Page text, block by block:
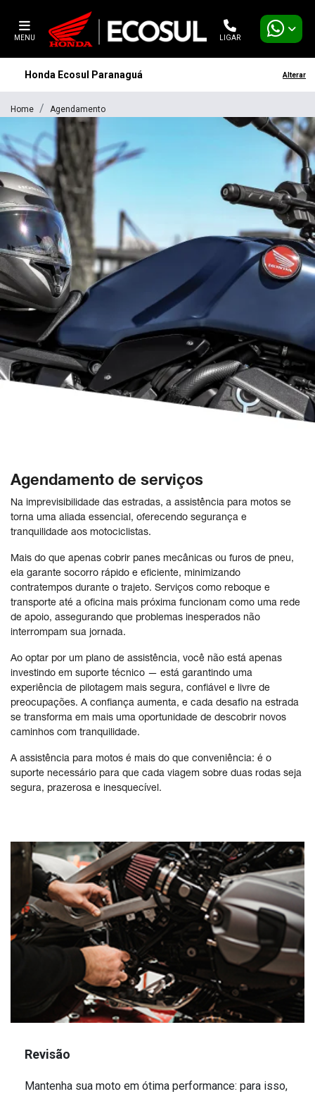
MENU LIGAR
Honda Ecosul Paranaguá Alterar
Home Agendamento
Agendamento de serviços
Na imprevisibilidade das estradas, a assistência para motos se
torna uma aliada essencial, oferecendo segurança e
tranquilidade aos motociclistas.
Mais do que apenas cobrir panes mecânicas ou furos de pneu,
ela garante socorro rápido e eficiente, minimizando
contratempos durante o trajeto. Serviços como reboque e
transporte até a oficina mais próxima funcionam como uma rede
de apoio, assegurando que problemas inesperados não
interrompam sua jornada.
Ao optar por um plano de assistência, você não está apenas
investindo em suporte técnico — está garantindo uma
experiência de pilotagem mais segura, confiável e livre de
preocupações. A confiança aumenta, e cada desafio na estrada
se transforma em mais uma oportunidade de descobrir novos
caminhos com tranquilidade.
A assistência para motos é mais do que conveniência: é o
suporte necessário para que cada viagem sobre duas rodas seja
segura, prazerosa e inesquecível.
Revisão
Mantenha sua moto em ótima performance: para isso,